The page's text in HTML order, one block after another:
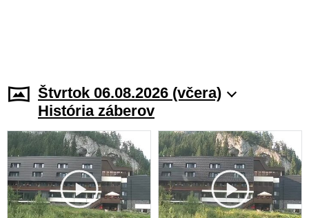
Štvrtok 06.08.2026 (včera)
História záberov